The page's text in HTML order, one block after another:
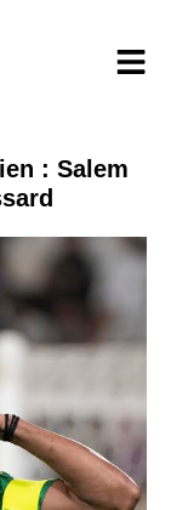
: Salem